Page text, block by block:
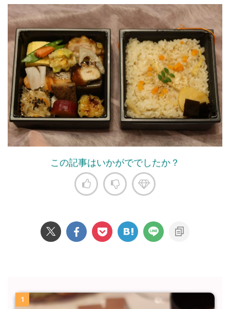
この記事はいかがででしたか？
1